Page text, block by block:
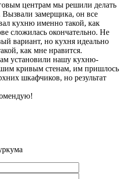
центрам мы решили делать
замерщика, он все
кухню именно такой, как
сложилась окончательно. Не
вариант, но кухня идеально
как мне нравится.
установили нашу кухню-
кривым стенам, им пришлось
шкафчиков, но результат